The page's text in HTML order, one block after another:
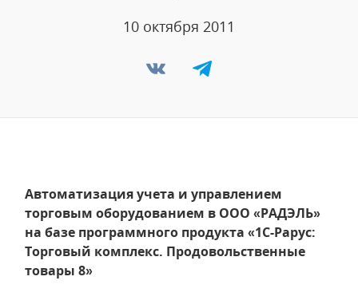
10 октября 2011
Автоматизация учета и управлением
торговым оборудованием в ООО «РАДЭЛЬ»
на базе программного продукта «1С-Рарус:
Торговый комплекс. Продовольственные
товары 8»